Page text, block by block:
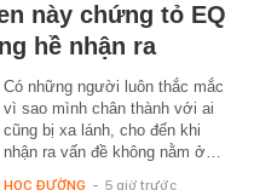
này chứng tỏ EQ
hề nhận ra
Có những người luôn thắc mắc
vì sao mình chân thành với ai
cũng bị xa lánh, cho đến khi
nhận ra vấn đề không nằm ở…
HỌC ĐƯỜNG - 5 giờ trước